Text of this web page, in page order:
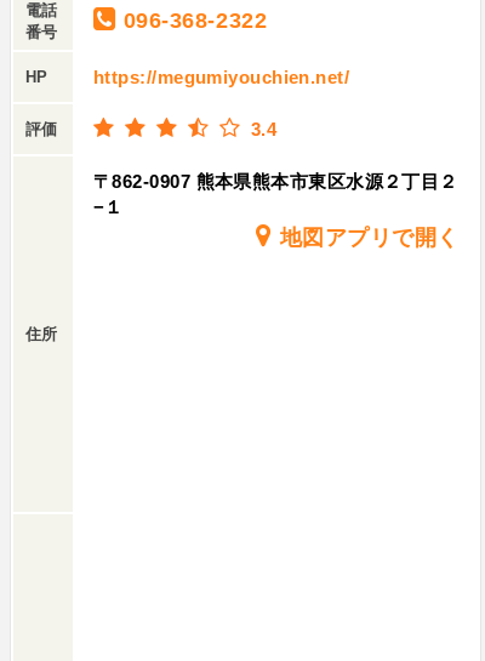
電話
番号
096-368-2322
HP https://megumiyouchien.net/
評価 3.4
住所
〒862-0907 熊本県熊本市東区水源２丁目２
−１
地図アプリで開く